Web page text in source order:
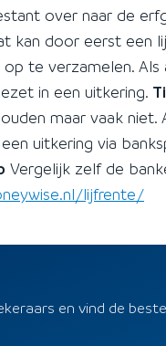
over naar de
kan door eerst een
te verzamelen. Als
in een uitkering.
maar vaak
uitkering via
Vergelijk zelf de
lijfrente/
en vind de